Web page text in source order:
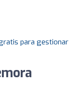
para gestionar